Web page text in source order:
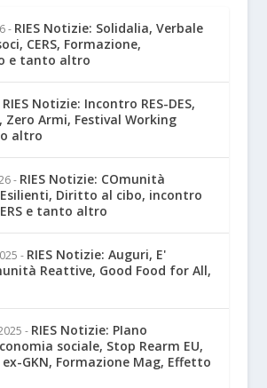
- RIES Notizie: Solidalia, Verbale
CERS, Formazione,
e tanto altro
RIES Notizie: Incontro RES-DES,
Zero Armi, Festival Working
altro
- RIES Notizie: COmunità
Diritto al cibo, incontro
e tanto altro
- RIES Notizie: Auguri, E'
Reattive, Good Food for All,
- RIES Notizie: PIano
sociale, Stop Rearm EU,
GKN, Formazione Mag, Effetto